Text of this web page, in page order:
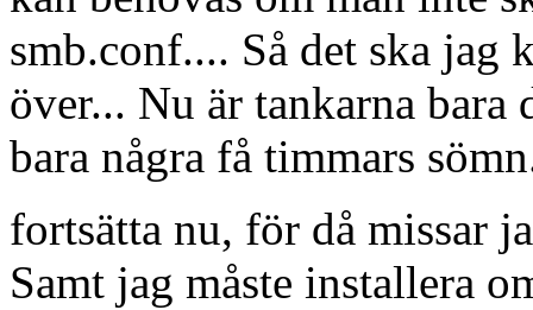
smb.conf.... Så det ska
över... Nu är tankarna bara
bara några få timmars
fortsätta nu, för då missar
Samt jag måste installera